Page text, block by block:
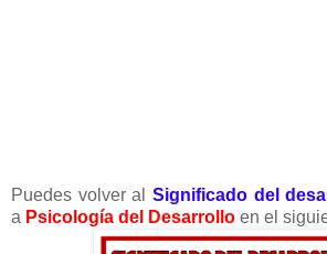
Puedes volver al Significado del
a Psicología del Desarrollo en el